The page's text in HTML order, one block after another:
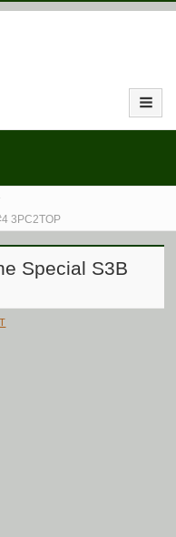
3PC2TOP
Special S3B